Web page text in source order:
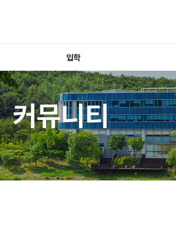
입학
커뮤니티